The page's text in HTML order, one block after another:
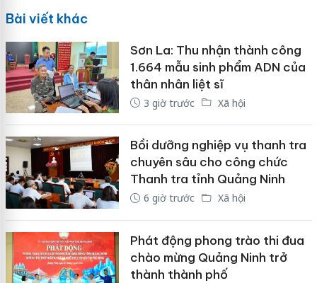
Bài viết khác
Sơn La: Thu nhận thành công
1.664 mẫu sinh phẩm ADN của
thân nhân liệt sĩ
3 giờ trước Xã hội
Bồi dưỡng nghiệp vụ thanh tra
chuyên sâu cho công chức
Thanh tra tỉnh Quảng Ninh
6 giờ trước Xã hội
Phát động phong trào thi đua
chào mừng Quảng Ninh trở
thành thành phố